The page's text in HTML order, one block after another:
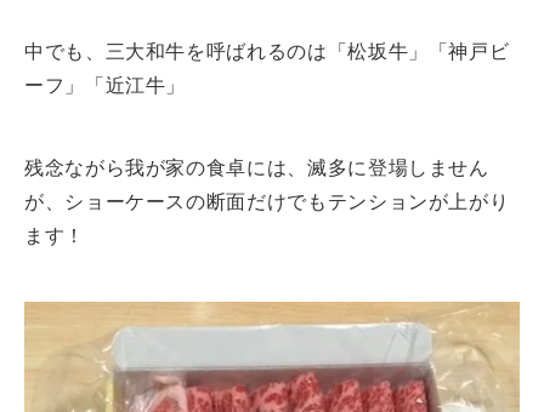
中でも、三大和牛を呼ばれるのは「松坂牛」「神戸ビ
ーフ」「近江牛」
残念ながら我が家の食卓には、滅多に登場しません
が、ショーケースの断面だけでもテンションが上がり
ます！